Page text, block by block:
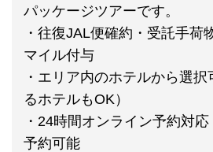
パッケージツアーです。
・往復JAL便確約・受託手荷
マイル付与
・エリア内のホテルから選
るホテルもOK）
・24時間オンライン予約対
予約可能